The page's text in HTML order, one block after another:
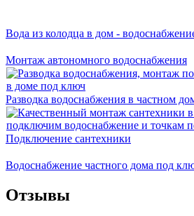
Вода из колодца в дом -
Монтаж автономного водоснабжения
Разводка водоснабжения в частном
Подключение сантехники
Водоснабжение частного дома под
Отзывы